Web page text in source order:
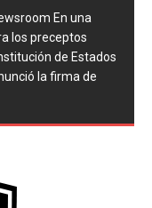
​En una
los preceptos
de Estados
la firma de